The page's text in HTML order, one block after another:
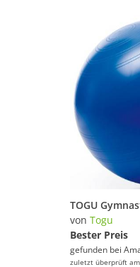
von Togu
Bester Preis
gefunden bei
zuletzt überprüft